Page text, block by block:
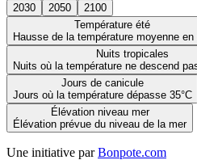
2030 2050
2100
Température été
Hausse de la température moyenne en
Nuits tropicales
Nuits où la température ne descend
Jours de canicule
Jours où la température dépasse 35°C
Élévation niveau mer
Élévation prévue du niveau de la mer
Une initiative par Bonpote.com